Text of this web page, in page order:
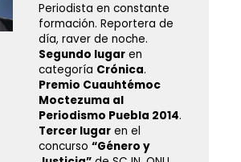
Periodista en constante
formación. Reportera de
día, raver de noche.
Segundo lugaren
categoría Crónica.
Premio Cuauhtémoc
Moctezuma al
Periodismo Puebla 2014.
Tercer lugaren el
concurso “Género y